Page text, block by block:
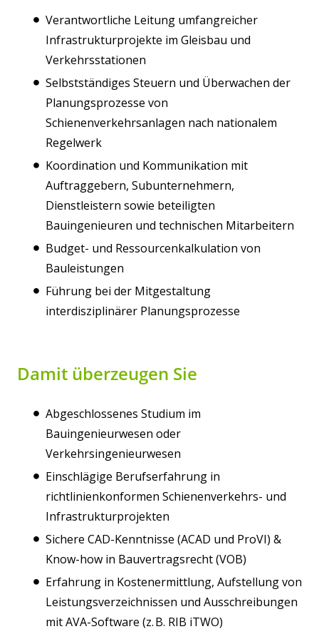
Verantwortliche Leitung umfangreicher
Infrastrukturprojekte im Gleisbau und
Verkehrsstationen
Selbstständiges Steuern und Überwachen der
Planungsprozesse von
Schienenverkehrsanlagen nach nationalem
Regelwerk
Koordination und Kommunikation mit
Auftraggebern, Subunternehmern,
Dienstleistern sowie beteiligten
Bauingenieuren und technischen Mitarbeitern
Budget- und Ressourcenkalkulation von
Bauleistungen
Führung bei der Mitgestaltung
interdisziplinärer Planungsprozesse
Damit überzeugen Sie
Abgeschlossenes Studium im
Bauingenieurwesen oder
Verkehrsingenieurwesen
Einschlägige Berufserfahrung in
richtlinienkonformen Schienenverkehrs- und
Infrastrukturprojekten
Sichere CAD-Kenntnisse (ACAD und ProVI) &
Know-how in Bauvertragsrecht (VOB)
Erfahrung in Kostenermittlung, Aufstellung von
Leistungsverzeichnissen und Ausschreibungen
mit AVA-Software (z. B. RIB iTWO)